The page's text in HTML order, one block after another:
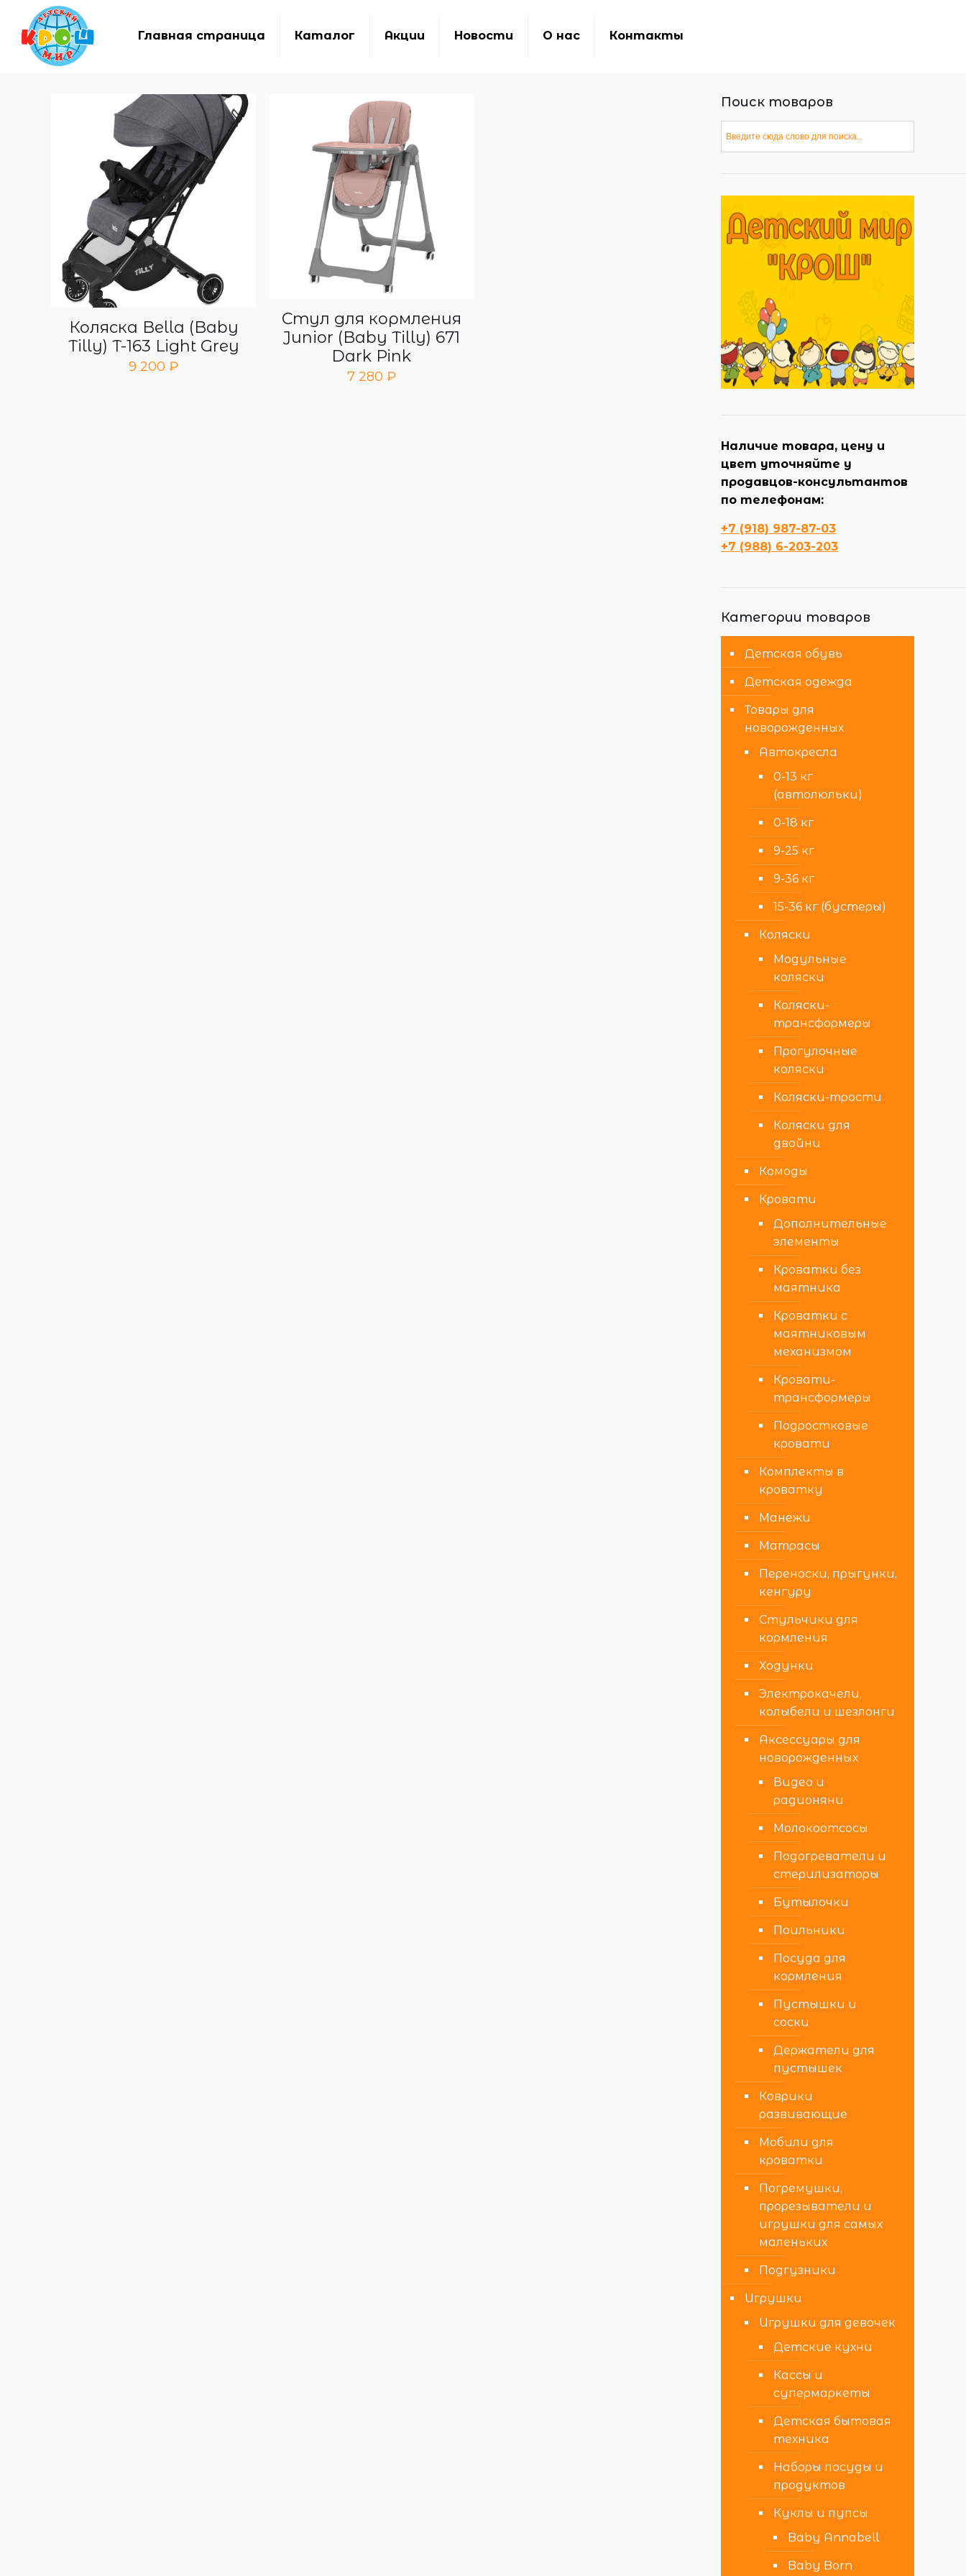
Главная страница Каталог Акции Новости О нас Контакты
Коляска Bella (Baby
Tilly) T-163 Light Grey
9 200 ₽
Стул для кормления
Junior (Baby Tilly) 671
Dark Pink
7 280 ₽
Поиск товаров
Наличие товара, цену и
цвет уточняйте у
продавцов-консультантов
по телефонам:
+7 (918) 987-87-03
+7 (988) 6-203-203
Категории товаров
Детская обувь
Детская одежда
Товары для
новорожденных
Автокресла
0-13 кг
(автолюльки)
0-18 кг
9-25 кг
9-36 кг
15-36 кг (бустеры)
Коляски
Модульные
коляски
Коляски-
трансформеры
Прогулочные
коляски
Коляски-трости
Коляски для
двойни
Комоды
Кровати
Дополнительные
элементы
Кроватки без
маятника
Кроватки с
маятниковым
механизмом
Кровати-
трансформеры
Подростковые
кровати
Комплекты в
кроватку
Манежи
Матрасы
Переноски, прыгунки,
кенгуру
Стульчики для
кормления
Ходунки
Электрокачели,
колыбели и шезлонги
Аксессуары для
новорожденных
Видео и
радионяни
Молокоотсосы
Подогреватели и
стерилизаторы
Бутылочки
Поильники
Посуда для
кормления
Пустышки и
соски
Держатели для
пустышек
Коврики
развивающие
Мобили для
кроватки
Погремушки,
прорезыватели и
игрушки для самых
маленьких
Подгузники
Игрушки
Игрушки для девочек
Детские кухни
Кассы и
супермаркеты
Детская бытовая
техника
Наборы посуды и
продуктов
Куклы и пупсы
Baby Annabell
Baby Born